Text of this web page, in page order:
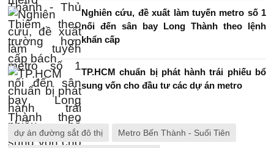
Nghiên cứu, đề xuất làm tuyến metro số 1
nối đến sân bay Long Thành theo lệnh
khẩn cấp
TP.HCM chuẩn bị phát hành trái phiếu bổ
sung vốn cho đầu tư các dự án metro
dự án đường sắt đô thị Metro Bến Thành - Suối Tiên